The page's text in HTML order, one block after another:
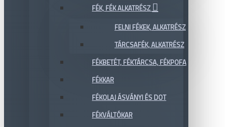
FÉK, FÉK ALKATRÉSZ
FELNI FÉKEK, ALKATRÉSZ
TÁRCSAFÉK, ALKATRÉSZ
FÉKBETÉT, FÉKTÁRCSA, FÉKPOFA
FÉKKAR
FÉKOLAJ ÁSVÁNYI ÉS DOT
FÉKVÁLTÓKAR